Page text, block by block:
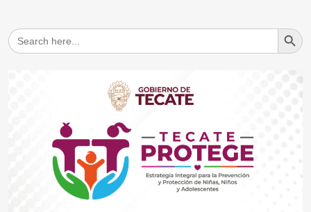
Search
for:
Search